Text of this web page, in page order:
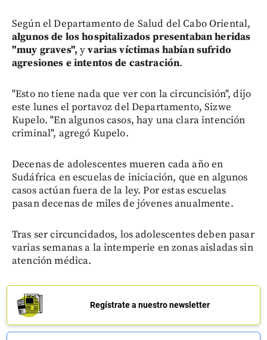
Según el Departamento de Salud del Cabo Oriental,
algunos de los hospitalizados presentaban heridas
"muy graves", yvarias víctimas habían sufrido
agresiones e intentos de castración.
"Esto no tiene nada que ver con la circuncisión", dijo
este lunes el portavoz del Departamento, Sizwe
Kupelo. "En algunos casos, hay una clara intención
criminal", agregó Kupelo.
Decenas de adolescentes mueren cada año en
Sudáfrica en escuelas de iniciación, que en algunos
casos actúan fuera de la ley. Por estas escuelas
pasan decenas de miles de jóvenes anualmente.
Tras ser circuncidados, los adolescentes deben pasar
varias semanas a la intemperie en zonas aisladas sin
atención médica.
Regístrate a nuestro newsletter